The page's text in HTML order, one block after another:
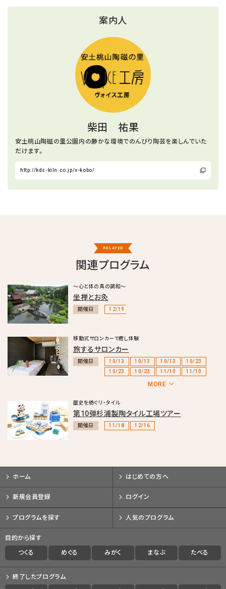
案内人
柴田 祐果
安土桃山陶磁の里公園内の静かな環境でのんびり陶芸を楽しんでいた
だけます。
http://kds-kiln.co.jp/v-kobo/
RELATED
関連プログラム
〜心と体の真の調和〜
坐禅とお灸
開催日 12/19
移動式サロンカーで癒し体験
旅するサロンカー
開催日 10/13 10/13 10/13
10/23
10/23
10/23 11/10
11/10
11/20 11/20
MORE
歴史を紡ぐリ・タイル
第10弾杉浦製陶タイル工場ツアー
開催日 11/18 12/16
ホーム はじめての方へ
新規会員登録 ログイン
プログラムを探す 人気のプログラム
目的から探す
つくる めぐる みがく まなぶ たべる
終了したプログラム